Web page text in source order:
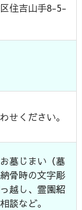
住吉山手8-5-
せください。
墓じまい（墓
骨時の文字彫
越し、霊園紹
談など。